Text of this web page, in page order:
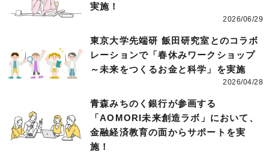
実施！
2026/06/29
東京大学先端研 飯田研究室とのコラボ
レーションで「春休みワークショップ
～未来をつくるお金と科学」を実施
2026/04/28
青森みちのく銀行が参画する
「AOMORI未来創造ラボ」において、
金融経済教育の面からサポートを実
施！